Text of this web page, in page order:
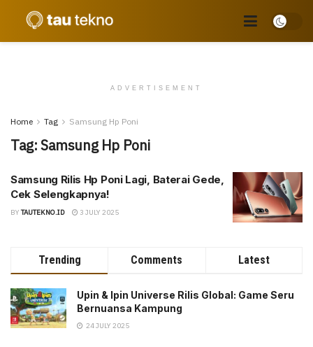
ADVERTISEMENT
Home Tag Samsung Hp Poni
Tag:Samsung Hp Poni
Samsung Rilis Hp Poni Lagi, Baterai Gede,
Cek Selengkapnya!
BY TAUTEKNO.ID 3 JULY 2025
Trending Comments Latest
Upin & Ipin Universe Rilis Global: Game Seru
Bernuansa Kampung
24 JULY 2025